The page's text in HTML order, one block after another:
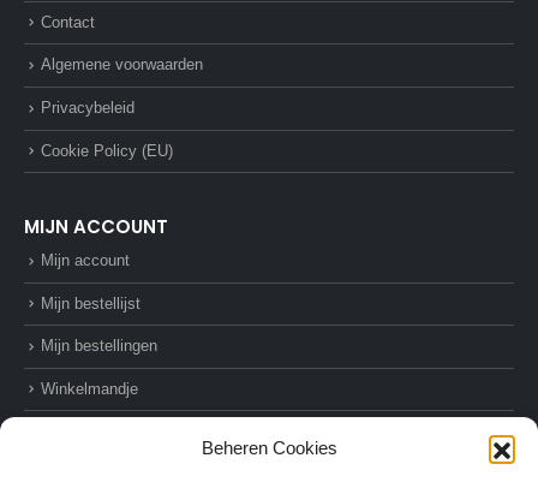
Beheren Cookies
Contact
Algemene voorwaarden
Privacybeleid
Cookie Policy (EU)
MIJN ACCOUNT
Mijn account
Mijn bestellijst
Mijn bestellingen
Winkelmandje